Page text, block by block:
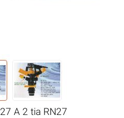
A 2 tia RN27